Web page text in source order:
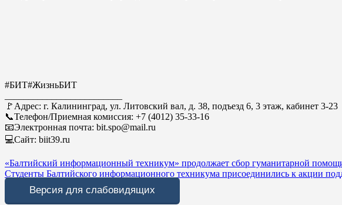
#БИТ#ЖизньБИТ
🚩Адрес: г. Калининград, ул. Литовский вал, д. 38, подъезд 6, 3 этаж, кабинет 3-23
📞Телефон/Приемная комиссия: +7 (4012) 35-33-16
📧Электронная почта: bit.spo@mail.ru
💻Сайт: biit39.ru
Навигация
по
записям
«Балтийский информационный техникум» продолжает сбор гуманитарной
Студенты Балтийского информационного техникума присоединились к акции
Версия для слабовидящих